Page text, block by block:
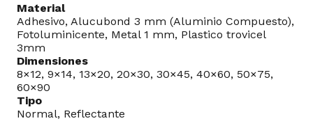
Material
Adhesivo, Alucubond 3 mm (Aluminio Compuesto),
Fotoluminicente, Metal 1 mm, Plastico trovicel
3mm
Dimensiones
8×12, 9×14, 13×20, 20×30, 30×45, 40×60, 50×75,
60×90
Tipo
Normal, Reflectante